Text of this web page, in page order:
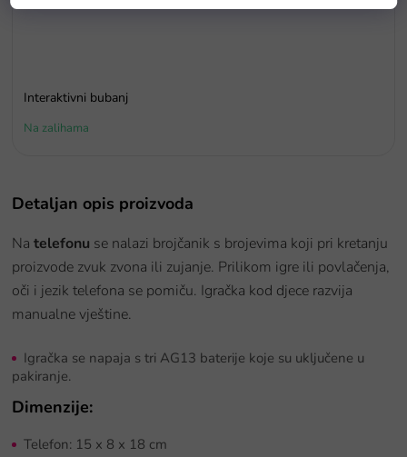
Interaktivni bubanj
Na zalihama
Detaljan opis proizvoda
Na telefonu se nalazi brojčanik s brojevima koji pri kretanju
proizvode zvuk zvona ili zujanje. Prilikom igre ili povlačenja,
oči i jezik telefona se pomiču. Igračka kod djece razvija
manualne vještine.
Igračka se napaja s tri AG13 baterije koje su uključene u
pakiranje.
Dimenzije:
Telefon: 15 x 8 x 18 cm